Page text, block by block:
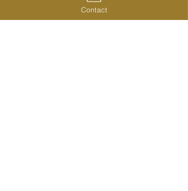
Contact